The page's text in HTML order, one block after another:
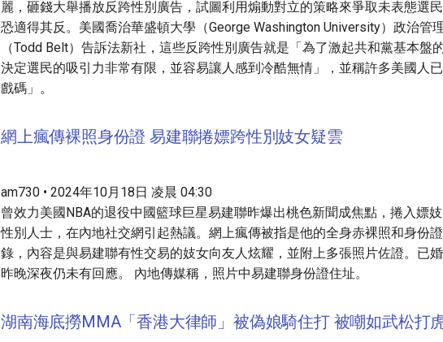
麗，砸錢大舉播放反跨性別廣告，試圖利用煽動對立的策略來爭取未表態選
恐適得其反。美國喬治華盛頓大學（George Washington University）政治管
（Todd Belt）告訴法新社，這些反跨性別廣告就是「為了激起共和黨基本盤
決定選民的吸引力非常有限，並容易讓人感到冷酷無情」，並稱許多美國人
戲碼」。
網上瘋傳裸照身份證 易建聯捲嫖跨性別妓女疑雲
am730 • 2024年10月18日 凌晨 04:30
曾效力美國NBA的退役中國籃球巨星易建聯昨爆出桃色新聞成焦點，捲入嫖
性別人士，在內地社交網引起熱議。網上瘋傳被指是他的全身赤裸照和身份
錄，內容是與易建聯有性交易的妓女向友人炫耀，並附上多張照片佐證。已
昨晚深夜仍未有回應。 內地傳媒稱，照片中易建聯身份證住址。
湖南海底撈MMA「香港大律師」被偽娘騎住打 被嘲如武松打